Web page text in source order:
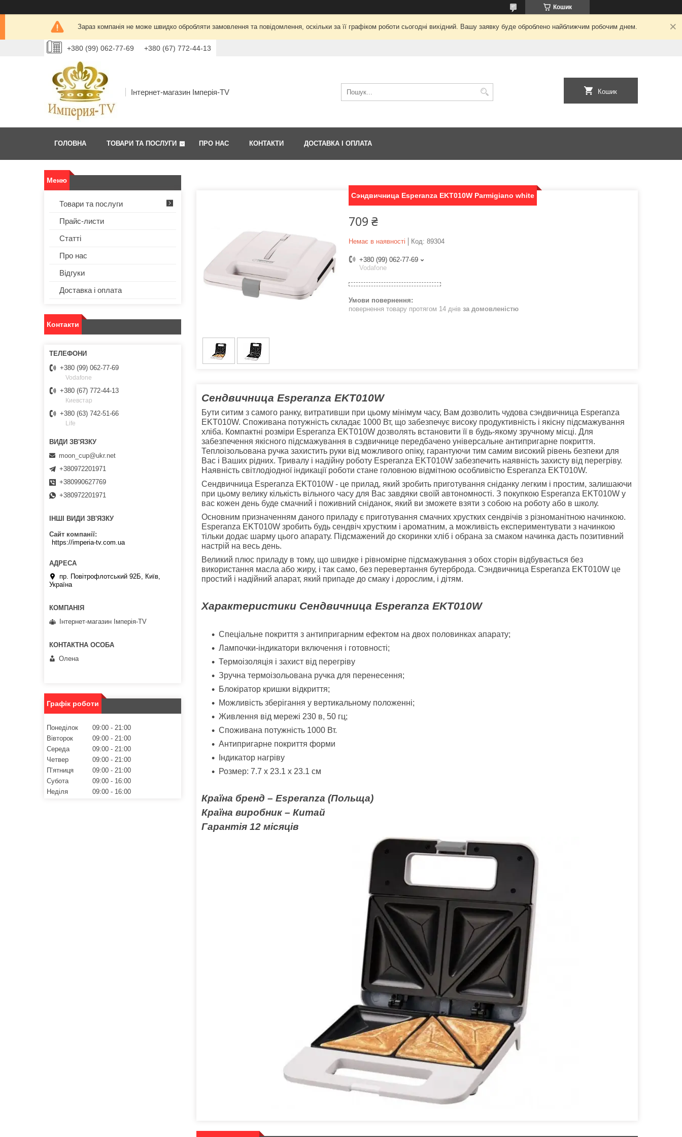
Кошик
Зараз компанія не може швидко обробляти замовлення та повідомлення, оскільки за її графіком роботи сьогодні вихідний. Вашу заявку буде оброблено найближчим робочим днем.
+380 (99) 062-77-69 +380 (67) 772-44-13
Інтернет-магазин Імперія-TV Кошик
ГОЛОВНА ТОВАРИ ТА ПОСЛУГИ ПРО НАС КОНТАКТИ ДОСТАВКА І ОПЛАТА
Сэндвичница Esperanza EKT010W Parmigiano white
709 ₴
Немає в наявності Код: 89304
+380 (99) 062-77-69
Vodafone
повернення товару протягом 14 днів за домовленістю
Сендвичница Esperanza EKT010W
Бути ситим з самого ранку, витративши при цьому мінімум часу, Вам дозволить чудова сэндвичница Esperanza
EKT010W. Споживана потужність складає 1000 Вт, що забезпечує високу продуктивність і якісну підсмажування
хліба. Компактні розміри Esperanza EKT010W дозволять встановити її в будь-якому зручному місці. Для
забезпечення якісного підсмажування в сэдвичнице передбачено універсальне антипригарне покриття.
Теплоізольована ручка захистить руки від можливого опіку, гарантуючи тим самим високий рівень безпеки для
Вас і Ваших рідних. Тривалу і надійну роботу Esperanza EKT010W забезпечить наявність захисту від перегріву.
Наявність світлодіодної індикації роботи стане головною відмітною особливістю Esperanza EKT010W.
Сендвичница Esperanza EKT010W - це прилад, який зробить приготування сніданку легким і простим, залишаючи
при цьому велику кількість вільного часу для Вас завдяки своїй автономності. З покупкою Esperanza EKT010W у
вас кожен день буде смачний і поживний сніданок, який ви зможете взяти з собою на роботу або в школу.
Основним призначенням даного приладу є приготування смачних хрустких сендвічів з різноманітною начинкою.
Esperanza EKT010W зробить будь сендвіч хрустким і ароматним, а можливість експериментувати з начинкою
тільки додає шарму цього апарату. Підсмажений до скоринки хліб і обрана за смаком начинка дасть позитивний
настрій на весь день.
Великий плюс приладу в тому, що швидке і рівномірне підсмажування з обох сторін відбувається без
використання масла або жиру, і так само, без перевертання бутерброда. Сэндвичница Esperanza EKT010W це
простий і надійний апарат, який припаде до смаку і дорослим, і дітям.
Характеристики Сендвичница Esperanza EKT010W
Спеціальне покриття з антипригарним ефектом на двох половинках апарату;
Лампочки-індикатори включення і готовності;
Термоізоляція і захист від перегріву
Зручна термоізольована ручка для перенесення;
Блокіратор кришки відкриття;
Можливість зберігання у вертикальному положенні;
Живлення від мережі 230 в, 50 гц;
Споживана потужність 1000 Вт.
Антипригарне покриття форми
Індикатор нагріву
Розмер: 7.7 x 23.1 x 23.1 см
Країна бренд – Esperanza (Польща)
Країна виробник – Китай
Гарантія 12 місяців
Товари та послуги
Прайс-листи
Статті
Про нас
Відгуки
Доставка і оплата
Контакти
+380 (99) 062-77-69
Vodafone
+380 (67) 772-44-13
Киевстар
+380 (63) 742-51-66
Life
moon_cup@ukr.net
+380972201971
+380990627769
+380972201971
ІНШІ ВИДИ ЗВ'ЯЗКУ
Сайт компанії
https://imperia-tv.com.ua
пр. Повітрофлотський 92Б, Київ,
Україна
Інтернет-магазин Імперія-TV
Олена
Графік роботи
Понеділок 09:00
21:00
Вівторок
09:00
21:00
Середа
09:00
21:00
Четвер
09:00
21:00
Пʼятниця
09:00
21:00
Субота
09:00
16:00
Неділя
09:00 16:00